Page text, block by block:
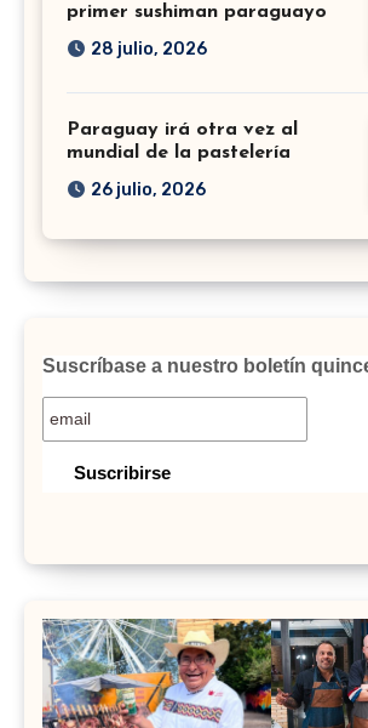
primer sushiman paraguayo
28 julio, 2026
Paraguay irá otra vez al
mundial de la pastelería
26 julio, 2026
Suscríbase a nuestro boletín